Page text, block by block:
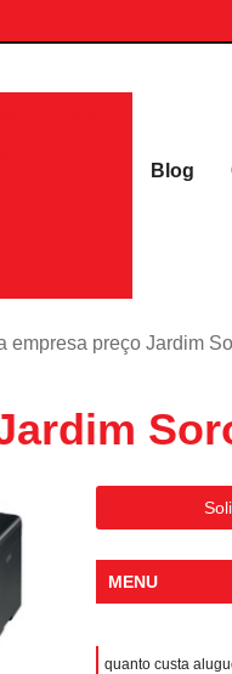
Blog
empresa preço Jardim
MENU
quanto custa